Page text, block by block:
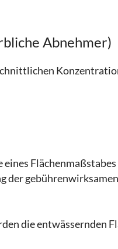
Abnehmer)
der
die entwässernden